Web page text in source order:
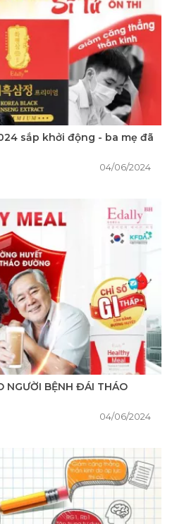
sắp khởi động - ba mẹ đã
04/06/2024
NGƯỜI BỆNH ĐÁI THÁO
04/06/2024